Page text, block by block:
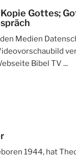
Kopie Gottes;
Medien
Bibel TV ...
1944, hat